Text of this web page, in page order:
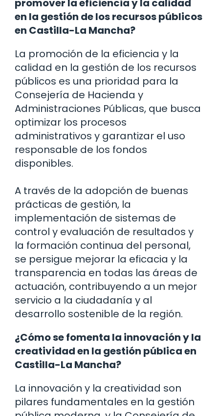
promover la eficiencia y la calidad
en la gestión de los recursos públicos
en Castilla-La Mancha?
La promoción de la eficiencia y la
calidad en la gestión de los recursos
públicos es una prioridad para la
Consejería de Hacienda y
Administraciones Públicas, que busca
optimizar los procesos
administrativos y garantizar el uso
responsable de los fondos
disponibles.
A través de la adopción de buenas
prácticas de gestión, la
implementación de sistemas de
control y evaluación de resultados y
la formación continua del personal,
se persigue mejorar la eficacia y la
transparencia en todas las áreas de
actuación, contribuyendo a un mejor
servicio a la ciudadanía y al
desarrollo sostenible de la región.
¿Cómo se fomenta la innovación y la
creatividad en la gestión pública en
Castilla-La Mancha?
La innovación y la creatividad son
pilares fundamentales en la gestión